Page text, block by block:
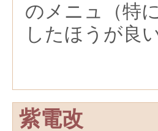
のメニュ（特
したほうが良
紫電改